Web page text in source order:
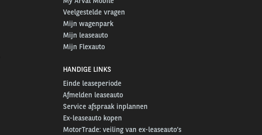
Veelgestelde vragen
Mijn wagenpark
Mijn leaseauto
Mijn Flexauto
HANDIGE LINKS
Einde leaseperiode
Afmelden leaseauto
Service afspraak inplannen
Ex-leaseauto kopen
MotorTrade: veiling van ex-leaseauto’s